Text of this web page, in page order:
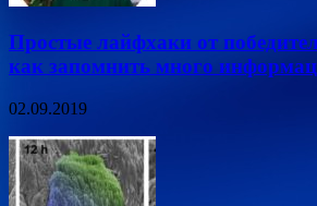
Простые лайфхаки от
как запомнить много
02.09.2019